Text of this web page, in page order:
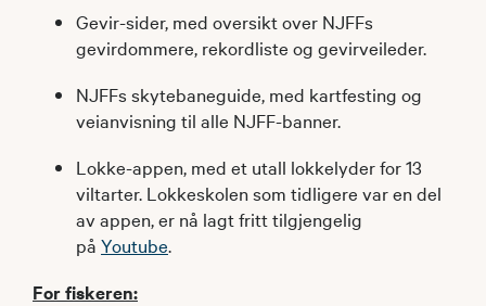
Gevir-sider, med oversikt over NJFFs
gevirdommere, rekordliste og gevirveileder.
NJFFs skytebaneguide, med kartfesting og
veianvisning til alle NJFF-banner.
Lokke-appen, med et utall lokkelyder for 13
viltarter. Lokkeskolen som tidligere var en del
av appen, er nå lagt fritt tilgjengelig
på Youtube.
For fiskeren: